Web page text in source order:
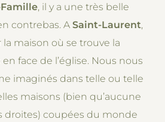
, il y a une très belle
contrebas. A Saint-Laurent,
la maison où se trouve la
face de l’église. Nous nous
imaginés dans telle ou telle
maisons (bien qu’aucune
droites) coupées du monde